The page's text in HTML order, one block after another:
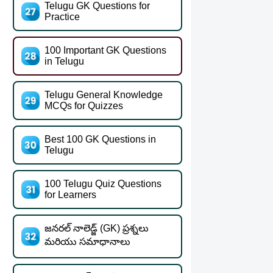
Telugu GK Questions for
Practice
100 Important GK Questions
in Telugu
Telugu General Knowledge
MCQs for Quizzes
Best 100 GK Questions in
Telugu
100 Telugu Quiz Questions
for Learners
జనరల్ నాలెడ్జ్ (GK) ప్రశ్నలు
మరియు సమాధానాలు